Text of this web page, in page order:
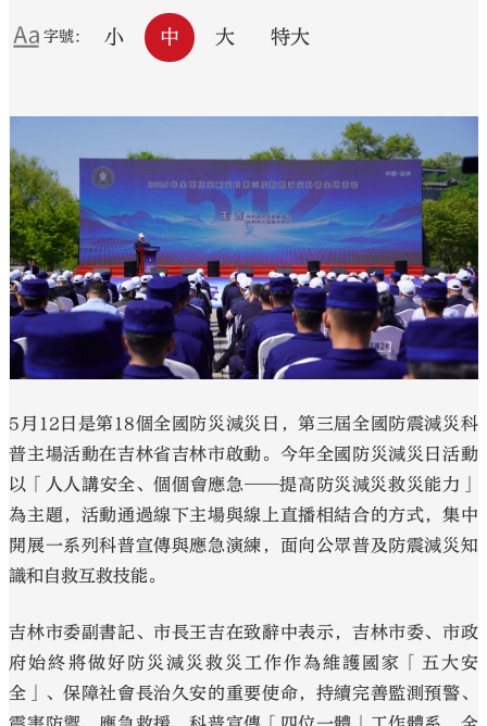
大公文匯
字號： 小 中 大 特大
5月12日是第18個全國防災減災日，第三屆全國防震減災科
普主場活動在吉林省吉林市啟動。今年全國防災減災日活動
以「人人講安全、個個會應急——提高防災減災救災能力」
為主題，活動通過線下主場與線上直播相結合的方式，集中
開展一系列科普宣傳與應急演練，面向公眾普及防震減災知
識和自救互救技能。
吉林市委副書記、市長王吉在致辭中表示，吉林市委、市政
府始終將做好防災減災救災工作作為維護國家「五大安
全」、保障社會長治久安的重要使命，持續完善監測預警、